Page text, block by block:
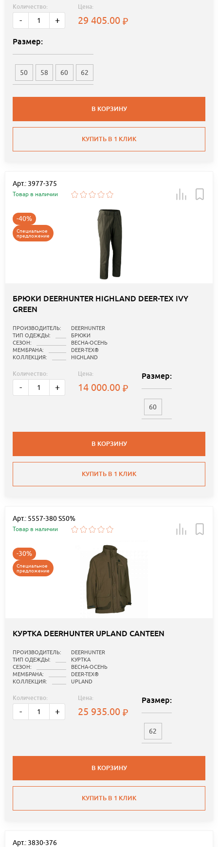
Количество:
- +
Цена:
29 405.00
Размер:
50 58 60 62
В КОРЗИНУ
КУПИТЬ В 1 КЛИК
Арт.: 3977-375
Товар в наличии
-40%
Специальное
предложение
БРЮКИ DEERHUNTER HIGHLAND DEER-TEX IVY
GREEN
ПРОИЗВОДИТЕЛЬ:
DEERHUNTER
ТИП ОДЕЖДЫ:
БРЮКИ
СЕЗОН:
ВЕСНА-ОСЕНЬ
МЕМБРАНА:
DEER-TEX®
КОЛЛЕКЦИЯ:
HIGHLAND
Количество:
- +
Цена:
14 000.00
Размер:
60
В КОРЗИНУ
КУПИТЬ В 1 КЛИК
Арт.: 5557-380 S50%
Товар в наличии
-30%
Специальное
предложение
КУРТКА DEERHUNTER UPLAND CANTEEN
ПРОИЗВОДИТЕЛЬ:
DEERHUNTER
ТИП ОДЕЖДЫ:
КУРТКА
СЕЗОН:
ВЕСНА-ОСЕНЬ
МЕМБРАНА:
DEER-TEX®
КОЛЛЕКЦИЯ:
UPLAND
Количество:
- +
Цена:
25 935.00
Размер:
62
В КОРЗИНУ
КУПИТЬ В 1 КЛИК
Арт.: 3830-376